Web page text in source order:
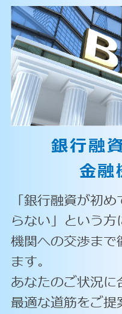
銀行融
金融
「銀行融資が初
らない」という
機関への交渉ま
ます。
あなたのご状況
最適な道筋をご提